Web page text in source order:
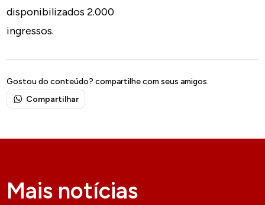
disponibilizados 2.000
ingressos.
Gostou do conteúdo? compartilhe com seus amigos.
Compartilhar
Mais notícias